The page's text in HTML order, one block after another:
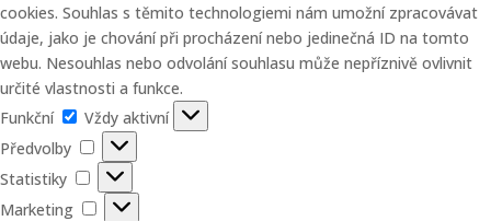
cookies. Souhlas s těmito technologiemi nám umožní zpracovávat
údaje, jako je chování při procházení nebo jedinečná ID na tomto
webu. Nesouhlas nebo odvolání souhlasu může nepříznivě ovlivnit
určité vlastnosti a funkce.
Funkční
Funkční
Vždy aktivní
Předvolby
Předvolby
Statistiky
Statistiky
Marketing
Marketing